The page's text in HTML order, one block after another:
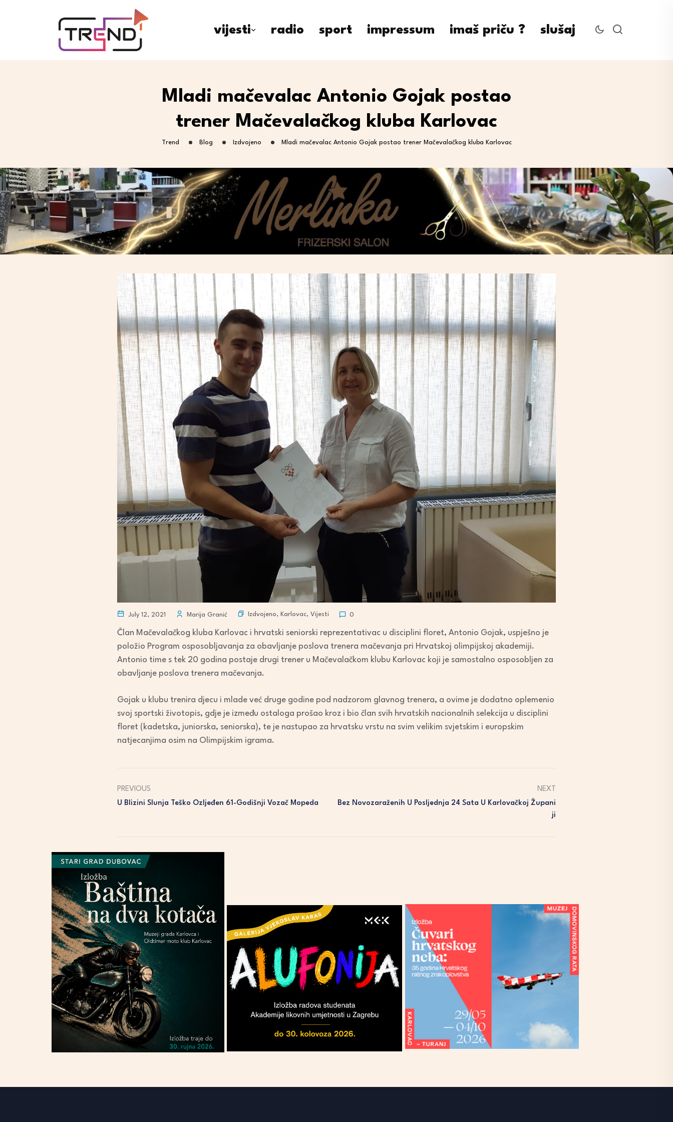
vijesti radio sport impressum imaš priču ? slušaj
Mladi mačevalac Antonio Gojak postao
trener Mačevalačkog kluba Karlovac
Trend Blog Izdvojeno Mladi mačevalac Antonio Gojak postao trener Mačevalačkog kluba Karlovac
July 12, 2021 Marija Granić Izdvojeno, Karlovac, Vijesti 0
Član Mačevalačkog kluba Karlovac i hrvatski seniorski reprezentativac u disciplini floret, Antonio Gojak, uspješno je
položio Program osposobljavanja za obavljanje poslova trenera mačevanja pri Hrvatskoj olimpijskoj akademiji.
Antonio time s tek 20 godina postaje drugi trener u Mačevalačkom klubu Karlovac koji je samostalno osposobljen za
obavljanje poslova trenera mačevanja.
Gojak u klubu trenira djecu i mlade već druge godine pod nadzorom glavnog trenera, a ovime je dodatno oplemenio
svoj sportski životopis, gdje je između ostaloga prošao kroz i bio član svih hrvatskih nacionalnih selekcija u disciplini
floret (kadetska, juniorska, seniorska), te je nastupao za hrvatsku vrstu na svim velikim svjetskim i europskim
natjecanjima osim na Olimpijskim igrama.
PREVIOUS
U Blizini Slunja Teško Ozljeđen 61-Godišnji Vozač Mopeda
NEXT
Bez Novozaraženih U Posljednja 24 Sata U Karlovačkoj Župani
Ji